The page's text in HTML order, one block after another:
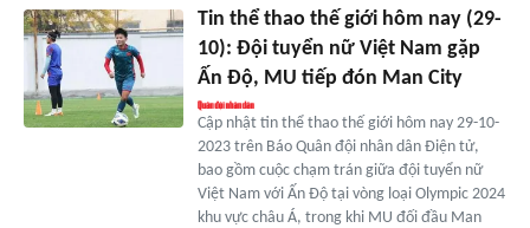
Tin thể thao thế giới hôm nay (29-
10): Đội tuyển nữ Việt Nam gặp
Ấn Độ, MU tiếp đón Man City
Cập nhật tin thể thao thế giới hôm nay 29-10-
2023 trên Báo Quân đội nhân dân Điện tử,
bao gồm cuộc chạm trán giữa đội tuyển nữ
Việt Nam với Ấn Độ tại vòng loại Olympic 2024
khu vực châu Á, trong khi MU đối đầu Man